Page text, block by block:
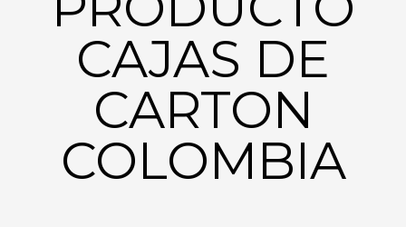
CAJAS DE
CARTON
COLOMBIA